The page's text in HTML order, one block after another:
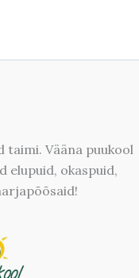
taimi. Vääna puukool
elupuid, okaspuid,